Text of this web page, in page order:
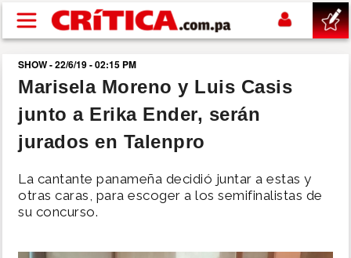
Pasar al contenido principal
buscar
SUCESOS
POLÍTICA
SHOW - 22/6/19 - 02:15 PM
Marisela Moreno y Luis Casis
junto a Erika Ender, serán
jurados en Talenpro
La cantante panameña decidió juntar a estas y
otras caras, para escoger a los semifinalistas de
su concurso.